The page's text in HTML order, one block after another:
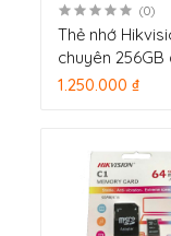
(0)
Thẻ nhớ
chuyên 256GB dùng
cho camera
1.250.000 ₫